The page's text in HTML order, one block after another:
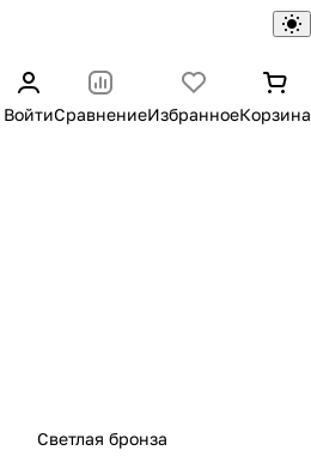
ВойтиСравнениеИзбранноеКорзина
Светлая бронза